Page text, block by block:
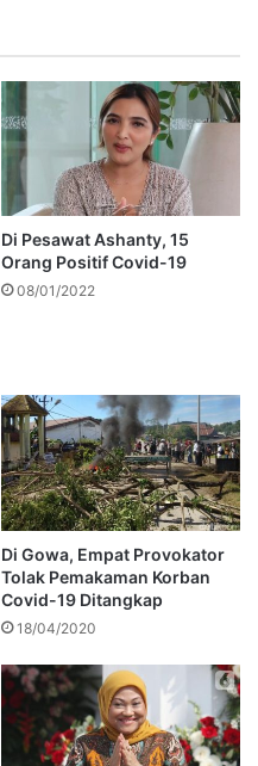
Di Pesawat Ashanty, 15
Orang Positif Covid-19
08/01/2022
Di Gowa, Empat Provokator
Tolak Pemakaman Korban
Covid-19 Ditangkap
18/04/2020